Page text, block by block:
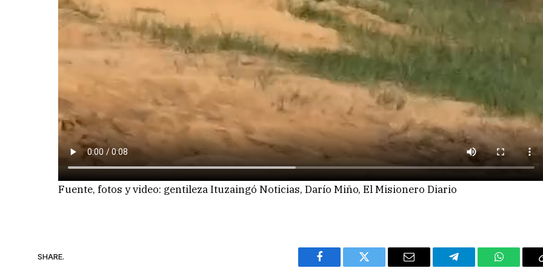
Fuente, fotos y video: gentileza Ituzaingó Noticias, Darío Miño, El Misionero Diario
SHARE.
Facebook Twitter Email Telegram